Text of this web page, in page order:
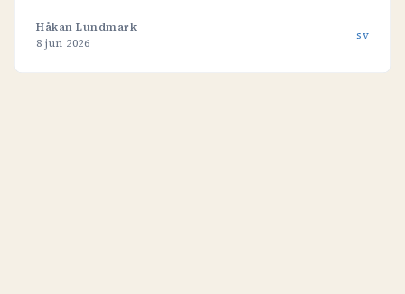
Håkan Lundmark
8 jun 2026
sv